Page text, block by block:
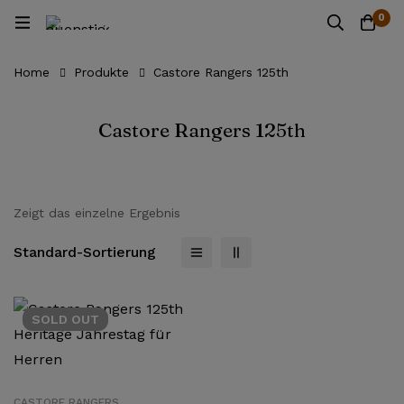
0
Home Produkte Castore Rangers 125th
Castore Rangers 125th
Zeigt das einzelne Ergebnis
Standard-Sortierung
SOLD OUT